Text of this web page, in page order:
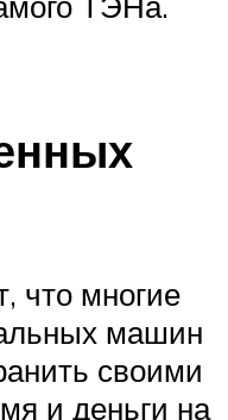
что многие
машин
своими
и деньги на